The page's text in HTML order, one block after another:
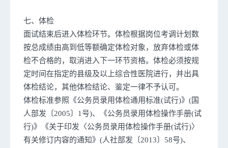
七、体检
面试结束后进入体检环节。体检根据岗位考调计划数
按总成绩由高到低等额确定体检对象，放弃体检或体
检不合格的，取消进入下一环节资格。体检必须按规
定时间在指定的县级及以上综合性医院进行，并出具
体检结论，其他体检结论、鉴定一律不予认可。
体检标准参照《公务员录用体检通用标准(试行)》(国
人部发〔2005〕1号)、《公务员录用体检操作手册(试
行)》《关于印发〈公务员录用体检操作手册(试行)〉
有关修订内容的通知》(人社部发〔2013〕58号)、